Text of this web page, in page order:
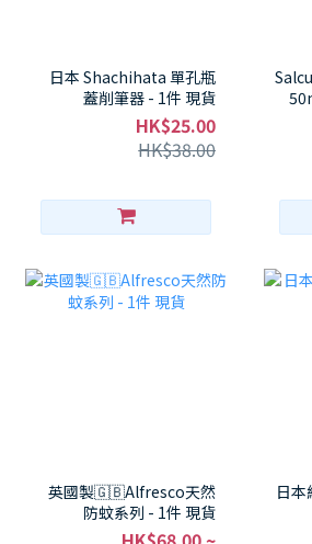
日本 Shachihata 單孔瓶
蓋削筆器 - 1件 現貨
HK$25.00
HK$38.00
英國製🇬🇧Alfresco天然
防蚊系列 - 1件 現貨
日